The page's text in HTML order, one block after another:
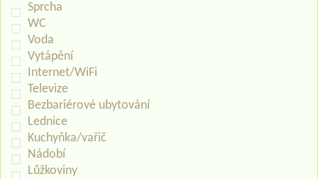
Sprcha
WC
Voda
Vytápění
Internet/WiFi
Televize
Bezbariérové ubytování
Lednice
Kuchyňka/vařič
Nádobí
Lůžkoviny